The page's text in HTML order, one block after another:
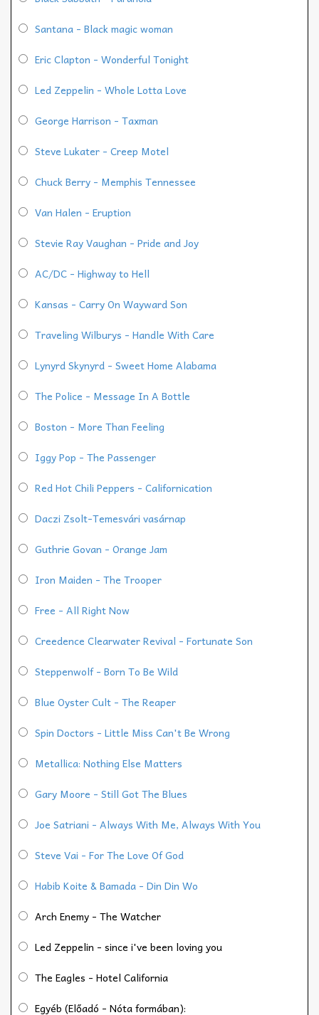
Santana - Black magic woman
Eric Clapton - Wonderful Tonight
Led Zeppelin - Whole Lotta Love
George Harrison - Taxman
Steve Lukater - Creep Motel
Chuck Berry - Memphis Tennessee
Van Halen - Eruption
Stevie Ray Vaughan - Pride and Joy
AC/DC - Highway to Hell
Kansas - Carry On Wayward Son
Traveling Wilburys - Handle With Care
Lynyrd Skynyrd - Sweet Home Alabama
The Police - Message In A Bottle
Boston - More Than Feeling
Iggy Pop - The Passenger
Red Hot Chili Peppers - Californication
Daczi Zsolt-Temesvári vasárnap
Guthrie Govan - Orange Jam
Iron Maiden - The Trooper
Free - All Right Now
Creedence Clearwater Revival - Fortunate Son
Steppenwolf - Born To Be Wild
Blue Oyster Cult - The Reaper
Spin Doctors - Little Miss Can't Be Wrong
Metallica: Nothing Else Matters
Gary Moore - Still Got The Blues
Joe Satriani - Always With Me, Always With You
Steve Vai - For The Love Of God
Habib Koite & Bamada - Din Din Wo
Arch Enemy - The Watcher
Led Zeppelin - since i've been loving you
The Eagles - Hotel California
Egyéb (Előadó - Nóta formában):